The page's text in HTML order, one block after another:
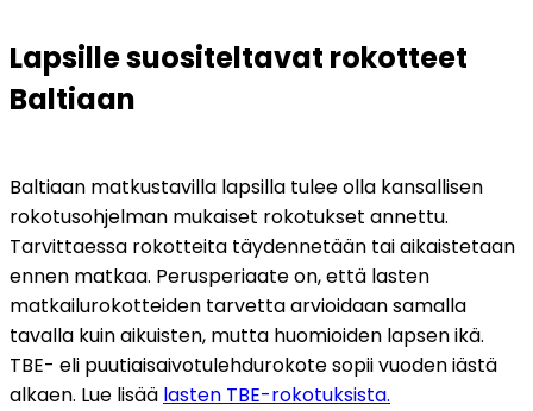
Lapsille suositeltavat rokotteet
Baltiaan
Baltiaan matkustavilla lapsilla tulee olla kansallisen
rokotusohjelman mukaiset rokotukset annettu.
Tarvittaessa rokotteita täydennetään tai aikaistetaan
ennen matkaa. Perusperiaate on, että lasten
matkailurokotteiden tarvetta arvioidaan samalla
tavalla kuin aikuisten, mutta huomioiden lapsen ikä.
TBE- eli puutiaisaivotulehdurokote sopii vuoden iästä
alkaen. Lue lisää lasten TBE-rokotuksista.